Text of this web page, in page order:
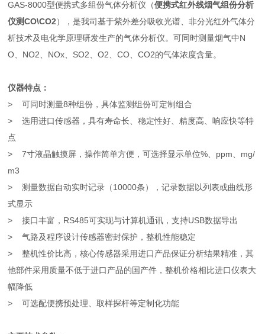
GAS-8000型便携式多组份气体分析仪（便携式红外线烟气组份分析
仪测CO\CO2），是我司基于紫外差分吸收光谱、非分光红外气体分
析技术及电化学原理研发生产的气体分析仪。可同时测量烟气中N
O、NO2、NOx、SO2、O2、CO、CO2的气体浓度含量。
仪器特点：
> 可同时测量8种组份，具体监测组份可定制组合
> 选用进口传感器，具有寿命长、稳定性好、精度高、响应快等特
点
> 7寸液晶触摸屏，操作简单方便，可选择显示单位%、ppm、mg/
m3
> 测量数据自动实时记录（10000条），记录数据以列表或曲线形
式显示
> 接口丰富，RS485可实现与计算机通讯，支持USB数据导出
> 气路及程序设计传感器密封保护，整机性能稳定
> 整机性价比高，核心传感器采用进口产品保证分析结果精准，其
他部件采用质量不低于进口产品的国产件，整机价格相比进口仪表大
幅降低
> 可选配便携预处理、取样探杆等定制化功能